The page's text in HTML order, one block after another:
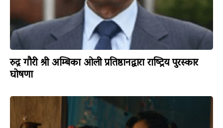
रुद्र गौरी श्री अम्बिका ओली प्रतिष्ठानद्वारा राष्ट्रिय पुरस्कार
घोषणा